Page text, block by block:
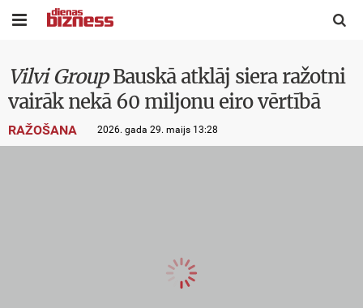
 
Vilvi GroupBauskā atklāj siera ražotni
vairāk nekā 60 miljonu eiro vērtībā
RAŽOŠANA 2026. gada 29. maijs 13:28